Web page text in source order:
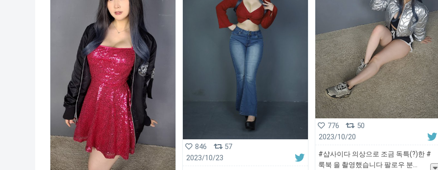
846
57
2023/10/23
776
50
2023/10/20
#샵사이다 의상으로 조금 독특(?)한 #
룩북 을 촬영했습니다 팔로우 분